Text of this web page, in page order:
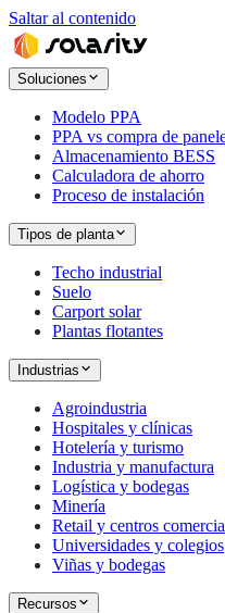
Saltar al contenido
Soluciones
Modelo PPA
PPA vs compra de
Almacenamiento BESS
Calculadora de ahorro
Proceso de instalación
Tipos de planta
Techo industrial
Suelo
Carport solar
Plantas flotantes
Industrias
Agroindustria
Hospitales y clínicas
Hotelería y turismo
Industria y manufactura
Logística y bodegas
Minería
Retail y centros
Universidades y colegios
Viñas y bodegas
Recursos